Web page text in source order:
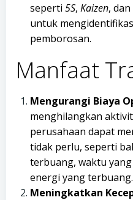
seperti 5S, Kaizen, dan
untuk
pemborosan.
Manfaat
Mengurangi Biaya
menghilangkan
perusahaan dapat
tidak perlu, seperti
terbuang, waktu
energi yang terbuang.
Meningkatkan